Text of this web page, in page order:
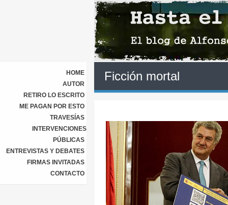
HOME
AUTOR
RETIRO LO ESCRITO
ME PAGAN POR ESTO
TRAVESÍAS
INTERVENCIONES
PÚBLICAS
ENTREVISTAS Y DEBATES
FIRMAS INVITADAS
CONTACTO
Ficción mortal